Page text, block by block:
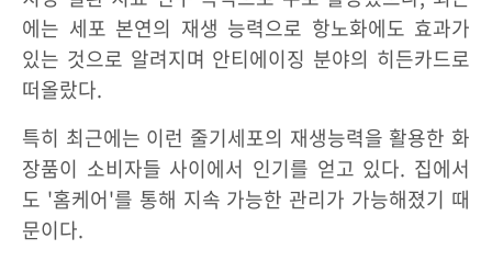
에는 세포 본연의 재생 능력으로 항노화에도 효과가
있는 것으로 알려지며 안티에이징 분야의 히든카드로
떠올랐다.
특히 최근에는 이런 줄기세포의 재생능력을 활용한 화
장품이 소비자들 사이에서 인기를 얻고 있다. 집에서
도 '홈케어'를 통해 지속 가능한 관리가 가능해졌기 때
문이다.